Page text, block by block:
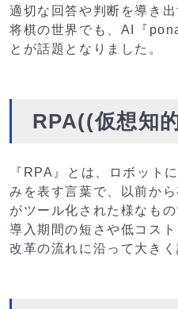
適切な回答や判断を導き
将棋の世界でも、AI『
とが話題となりました。
RPA((仮想知
『RPA』とは、ロボット
みを表す言葉で、以前か
がツール化された様なもの
導入期間の短さや低コス
改革の流れに沿って大きく